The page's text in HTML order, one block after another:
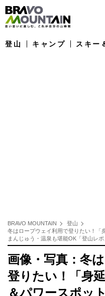
登山 キャンプ スキー
BRAVO MOUNTAIN
登山
冬はロープウェイ利用で登りたい！「
まんじゅう・温泉も堪能OK「登山レポ
画像・写真：冬
登りたい！「身
＆パワースポッ